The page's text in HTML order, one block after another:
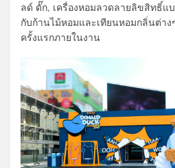
ลด์ ดั๊ก, เครื่องหอมลวดลายลิขสิทธิ์แ
กับก้านไม้หอมและเทียนหอมกลิ่นต่า
ครั้งแรกภายในงาน